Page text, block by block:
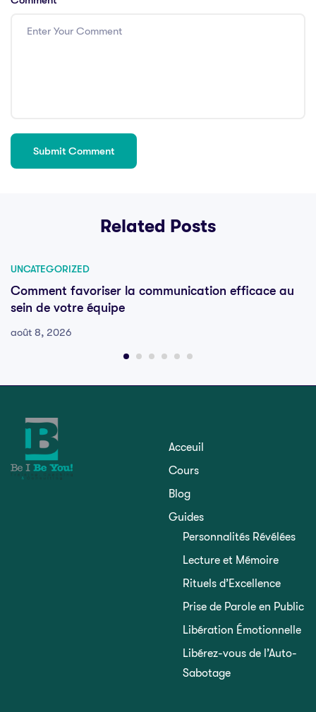
Related Posts
UNCATEGORIZED
Comment favoriser la communication efficace au
sein de votre équipe
août 8, 2026
Acceuil
Cours
Blog
Guides
Personnalités Révélées
Lecture et Mémoire
Rituels d’Excellence
Prise de Parole en Public
Libération Émotionnelle
Libérez-vous de l’Auto-
Sabotage